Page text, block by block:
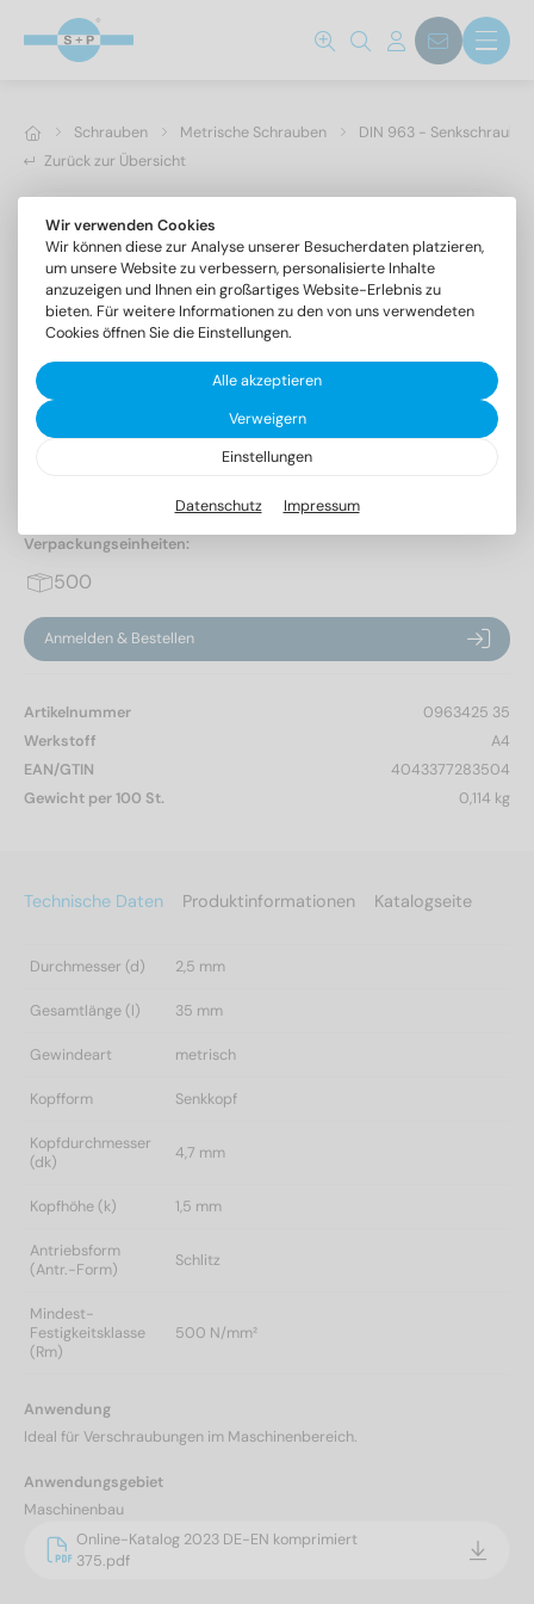
Schrauben Metrische Schrauben
DIN 963 -
Zurück zur Übersicht
DIN 963 A4 M 2,5X35
Senkschrauben mit Schlitz
Verpackungseinheiten:
500
Anmelden & Bestellen
Artikelnummer
0963425 35
Werkstoff
A4
EAN/GTIN
4043377283504
Gewicht per 100 St.
0,114 kg
Technische Daten Produktinformationen Katalogseite
Durchmesser (d) 2,5 mm
Gesamtlänge (l) 35 mm
Gewindeart metrisch
Kopfform Senkkopf
Kopfdurchmesser
(dk)
4,7 mm
Kopfhöhe (k) 1,5 mm
Antriebsform
(Antr.-Form)
Schlitz
Mindest-
Festigkeitsklasse
(Rm)
500 N/mm²
Anwendung
Ideal für Verschraubungen im Maschinenbereich.
Anwendungsgebiet
Maschinenbau
Online-Katalog 2023 DE-EN komprimiert
375.pdf
Wir verwenden Cookies
Wir können diese zur Analyse unserer Besucherdaten platzieren,
um unsere Website zu verbessern, personalisierte Inhalte
anzuzeigen und Ihnen ein großartiges Website-Erlebnis zu
bieten. Für weitere Informationen zu den von uns verwendeten
Cookies öffnen Sie die Einstellungen.
Alle akzeptieren
Verweigern
Einstellungen
Datenschutz Impressum